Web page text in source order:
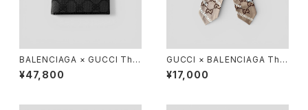
BALENCIAGA × GUCCI The
Hacker Project Compact W
allet Black
¥47,800
GUCCI × BALENCIAGA The
Hacker Project Maxi GG N
eck Bow
¥17,000